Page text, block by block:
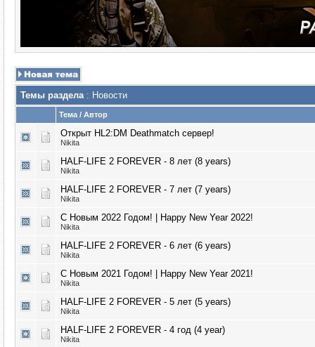
Темы раздела: Новости
Тема / Автор
Открыт HL2:DM Deathmatch сервер!
Nikita
HALF-LIFE 2 FOREVER - 8 лет (8 years)
Nikita
HALF-LIFE 2 FOREVER - 7 лет (7 years)
Nikita
С Новым 2022 Годом! | Happy New Year 2022!
Nikita
HALF-LIFE 2 FOREVER - 6 лет (6 years)
Nikita
С Новым 2021 Годом! | Happy New Year 2021!
Nikita
HALF-LIFE 2 FOREVER - 5 лет (5 years)
Nikita
HALF-LIFE 2 FOREVER - 4 год (4 year)
Nikita